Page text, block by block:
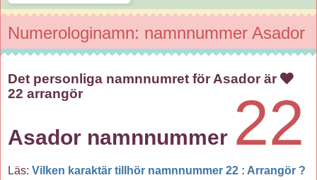
Numerologinamn: namnnummer Asador
Det personliga namnnumret för Asador är
22 arrangör
Asador namnnummer 22
Läs: Vilken karaktär tillhör namnnummer 22 : Arrangör ?